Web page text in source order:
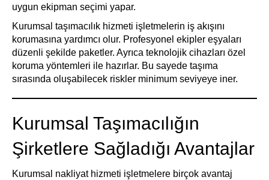
uygun ekipman seçimi yapar.
Kurumsal taşımacılık hizmeti işletmelerin iş akışını
korumasına yardımcı olur. Profesyonel ekipler eşyaları
düzenli şekilde paketler. Ayrıca teknolojik cihazları özel
koruma yöntemleri ile hazırlar. Bu sayede taşıma
sırasında oluşabilecek riskler minimum seviyeye iner.
Kurumsal Taşımacılığın
Şirketlere Sağladığı Avantajlar
Kurumsal nakliyat hizmeti işletmelere birçok avantaj